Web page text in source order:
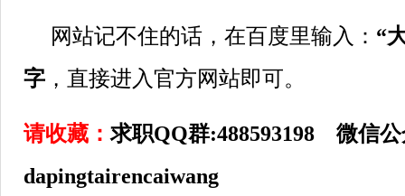
网站记不住的话，在百度里输入： “
字 ，直接进入官方网站即可。
请收藏：求职QQ群:488593198 微信
dapingtairencaiwang